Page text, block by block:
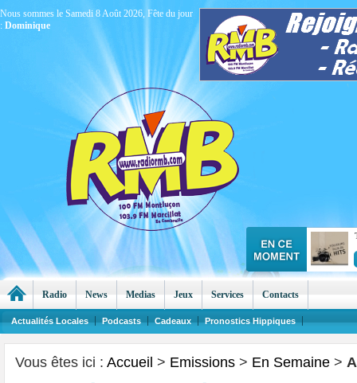
Vous êtes ici : Accueil > Emissions > En Semaine >
Radio News Medias Jeux Services Contacts
Actualités Locales Podcasts Cadeaux Pronostics Hippiques
Nous sommes le Samedi 8 Août 2026, Fête du jour
: Dominique